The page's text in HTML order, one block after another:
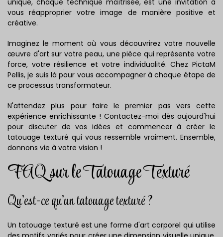
unique, chaque technique maîtrisée, est une invitation à
vous réapproprier votre image de manière positive et
créative.
Imaginez le moment où vous découvrirez votre nouvelle
œuvre d'art sur votre peau, une pièce qui représente votre
force, votre résilience et votre individualité. Chez PictaM
Pellis, je suis là pour vous accompagner à chaque étape de
ce processus transformateur.
N'attendez plus pour faire le premier pas vers cette
expérience enrichissante ! Contactez-moi dès aujourd'hui
pour discuter de vos idées et commencer à créer le
tatouage texturé qui vous ressemble vraiment. Ensemble,
donnons vie à votre vision !
FAQ sur le Tatouage Texturé
Qu'est-ce qu'un tatouage texturé ?
Un tatouage texturé est une forme d'art corporel qui utilise